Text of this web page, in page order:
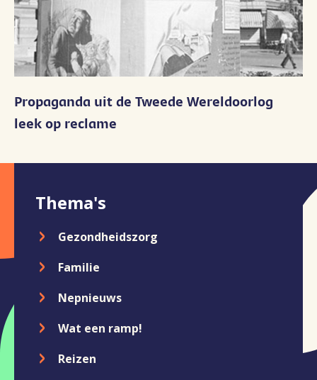
Propaganda uit de Tweede Wereldoorlog
leek op reclame
Thema's
Gezondheidszorg
Familie
Nepnieuws
Wat een ramp!
Reizen